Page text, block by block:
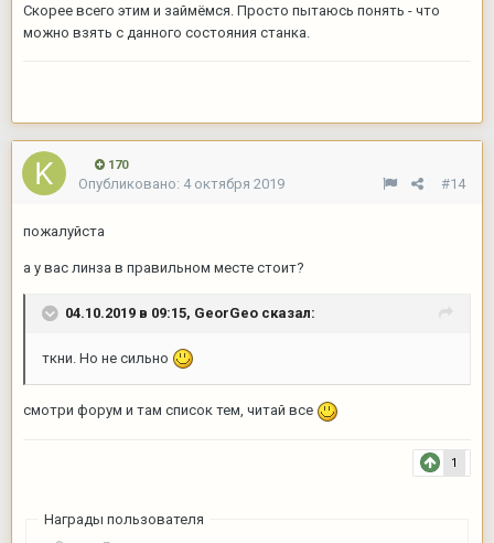
Скорее всего этим и займёмся. Просто пытаюсь понять - что
можно взять с данного состояния станка.
170
#14
Опубликовано: 4 октября 2019
пожалуйста
а у вас линза в правильном месте стоит?
04.10.2019 в 09:15, GeorGeo сказал:
ткни. Но не сильно
смотри форум и там список тем, читай все
1
Награды пользователя